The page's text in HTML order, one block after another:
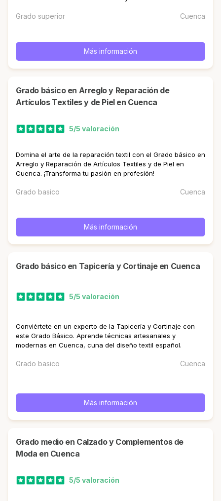
Grado superior Cuenca
Más información
Grado básico en Arreglo y Reparación de
Artículos Textiles y de Piel en Cuenca
5/5 valoración
Domina el arte de la reparación textil con el Grado básico en
Arreglo y Reparación de Artículos Textiles y de Piel en
Cuenca. ¡Transforma tu pasión en profesión!
Grado basico Cuenca
Más información
Grado básico en Tapicería y Cortinaje en Cuenca
5/5 valoración
Conviértete en un experto de la Tapicería y Cortinaje con
este Grado Básico. Aprende técnicas artesanales y
modernas en Cuenca, cuna del diseño textil español.
Grado basico Cuenca
Más información
Grado medio en Calzado y Complementos de
Moda en Cuenca
5/5 valoración